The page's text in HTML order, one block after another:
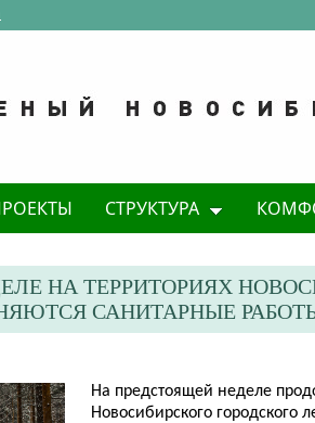
СТРУКТУРА
НА ТЕРРИТОРИЯХ
САНИТАРНЫЕ
На предстоящей неделе
Новосибирского городского